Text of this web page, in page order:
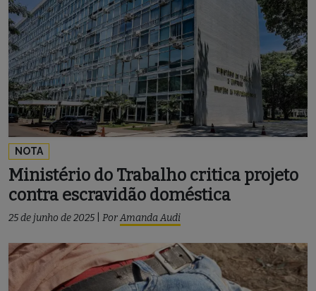
NOTA
Ministério do Trabalho critica projeto
contra escravidão doméstica
25 de junho de 2025 PorAmanda Audi